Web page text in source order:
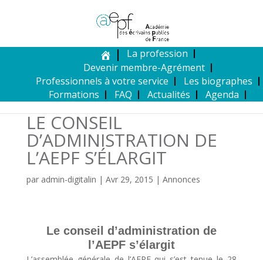
La profession
Devenir membre-Agrément
Professionnels à votre service
Les biographes
Formations
FAQ Actualités Agenda
LE CONSEIL
D’ADMINISTRATION DE
L’AEPF S’ÉLARGIT
par admin-digitalin | Avr 29, 2015 | Annonces
Le conseil d’administration de
l’AEPF s’élargit